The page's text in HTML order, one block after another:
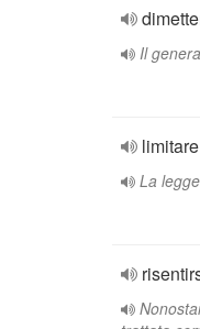
Il
limitare
La